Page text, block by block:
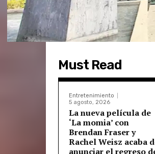
Must Read
Entretenimiento
5 agosto, 2026
La nueva película de
‘La momia’ con
Brendan Fraser y
Rachel Weisz acaba
anunciar el regreso